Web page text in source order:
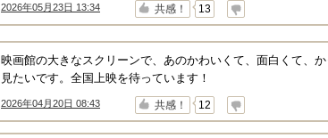
2026年05月23日 13:34
↑ 共感！ 13
↓
映画館の大きなスクリーンで、あのかわいくて、面白くて、
見たいです。全国上映を待っています！
2026年04月20日 08:43
↑ 共感！ 12
↓